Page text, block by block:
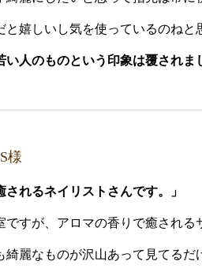
と嬉しいし気を使っているのねと
い人のものという印象は覆されま
様
されるネイリストさんです。」
ですが、アロマの香りで癒される
綺麗なものが沢山あって見てるだ